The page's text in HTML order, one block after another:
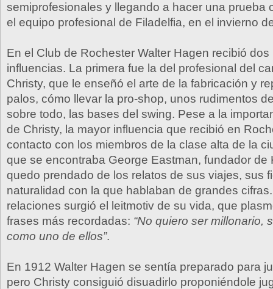
semiprofesionales y llegando a hacer una prueba
el equipo profesional de Filadelfia, en el invierno
En el Club de Rochester Walter Hagen recibió
influencias. La primera fue la del profesional del
Christy, que le enseñó el arte de la fabricación y
palos, cómo llevar la pro-shop, unos rudimentos
sobre todo, las bases del swing. Pese a la
de Christy, la mayor influencia que recibió en
contacto con los miembros de la clase alta de la
que se encontraba George Eastman, fundador de
quedo prendado de los relatos de sus viajes, sus
naturalidad con la que hablaban de grandes
relaciones surgió el leitmotiv de su vida, que
frases más recordadas: “No quiero ser millonario,
como uno de ellos”.
En 1912 Walter Hagen se sentía preparado para
pero Christy consiguió disuadirlo proponiéndole